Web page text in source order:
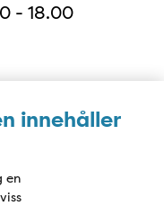
innehåller
en
- 18.00